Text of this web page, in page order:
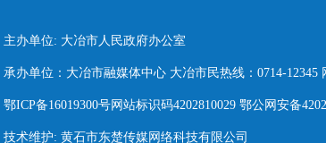
主办单位: 大冶市人民政府办公室
承办单位：大冶市融媒体中心 大冶市民热线：0714-12345
鄂ICP备16019300号网站标识码4202810029 鄂公网安备
技术维护: 黄石市东楚传媒网络科技有限公司